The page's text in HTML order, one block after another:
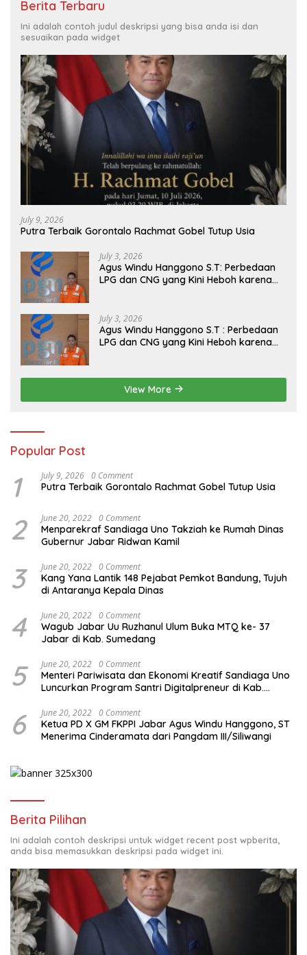
Berita Terbaru
Ini adalah contoh judul deskripsi yang bisa anda isi dan
sesuaikan pada widget
July 9, 2026
Putra Terbaik Gorontalo Rachmat Gobel Tutup Usia
July 3, 2026
Agus Windu Hanggono S.T: Perbedaan
LPG dan CNG yang Kini Heboh karena
July 3, 2026
Agus Windu Hanggono S.T : Perbedaan
LPG dan CNG yang Kini Heboh karena
View More
Popular Post
1 July 9, 2026 0 Comment
Putra Terbaik Gorontalo Rachmat Gobel Tutup Usia
2 June 20, 2022 0 Comment
Menparekraf Sandiaga Uno Takziah ke Rumah Dinas
Gubernur Jabar Ridwan Kamil
3 June 20, 2022 0 Comment
Kang Yana Lantik 148 Pejabat Pemkot Bandung, Tujuh
di Antaranya Kepala Dinas
4 June 20, 2022 0 Comment
Wagub Jabar Uu Ruzhanul Ulum Buka MTQ ke- 37
Jabar di Kab. Sumedang
5 June 20, 2022 0 Comment
Menteri Pariwisata dan Ekonomi Kreatif Sandiaga Uno
Luncurkan Program Santri Digitalpreneur di Kab.
6 June 20, 2022 0 Comment
Ketua PD X GM FKPPI Jabar Agus Windu Hanggono, ST
Menerima Cinderamata dari Pangdam III/Siliwangi
Berita Pilihan
Ini adalah contoh deskripsi untuk widget recent post wpberita,
anda bisa memasukkan deskripsi pada widget ini.